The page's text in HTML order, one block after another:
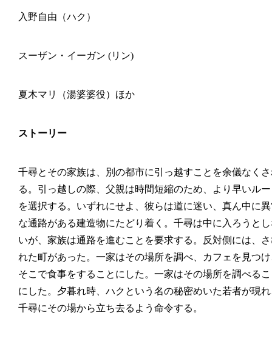
入野自由（ハク）
スーザン・イーガン (リン)
夏木マリ（湯婆婆役）ほか
ストーリー
千尋とその家族は、別の都市に引っ越すことを余儀なく
る。引っ越しの際、父親は時間短縮のため、より早いル
を選択する。いずれにせよ、彼らは道に迷い、真ん中に
な通路がある建造物にたどり着く。千尋は中に入ろうと
いが、家族は通路を進むことを要求する。反対側には、
れた町があった。一家はその場所を調べ、カフェを見つ
そこで食事をすることにした。一家はその場所を調べる
にした。夕暮れ時、ハクという名の秘密めいた若者が現
千尋にその場から立ち去るよう命令する。